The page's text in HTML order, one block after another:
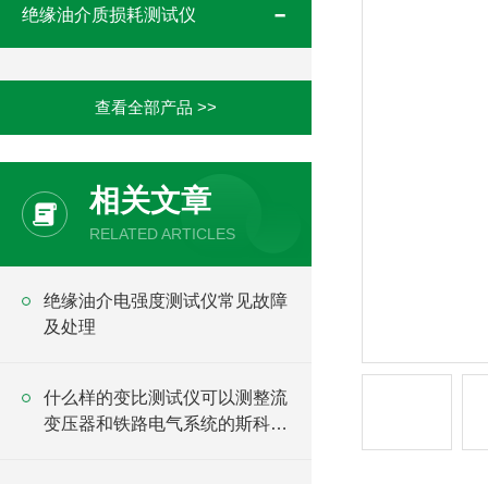
绝缘油介质损耗测试仪
查看全部产品 >>
相关文章
RELATED ARTICLES
绝缘油介电强度测试仪常见故障
及处理
什么样的变比测试仪可以测整流
变压器和铁路电气系统的斯科特